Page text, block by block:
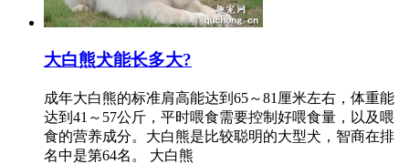
大白熊犬能长多大?
成年大白熊的标准肩高能达到65～81厘米左右，体重能
达到41～57公斤，平时喂食需要控制好喂食量，以及喂
食的营养成分。大白熊是比较聪明的大型犬，智商在排
名中是第64名。 大白熊